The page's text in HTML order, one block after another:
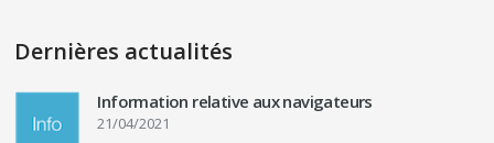
Dernières actualités
Information relative aux navigateurs
21/04/2021